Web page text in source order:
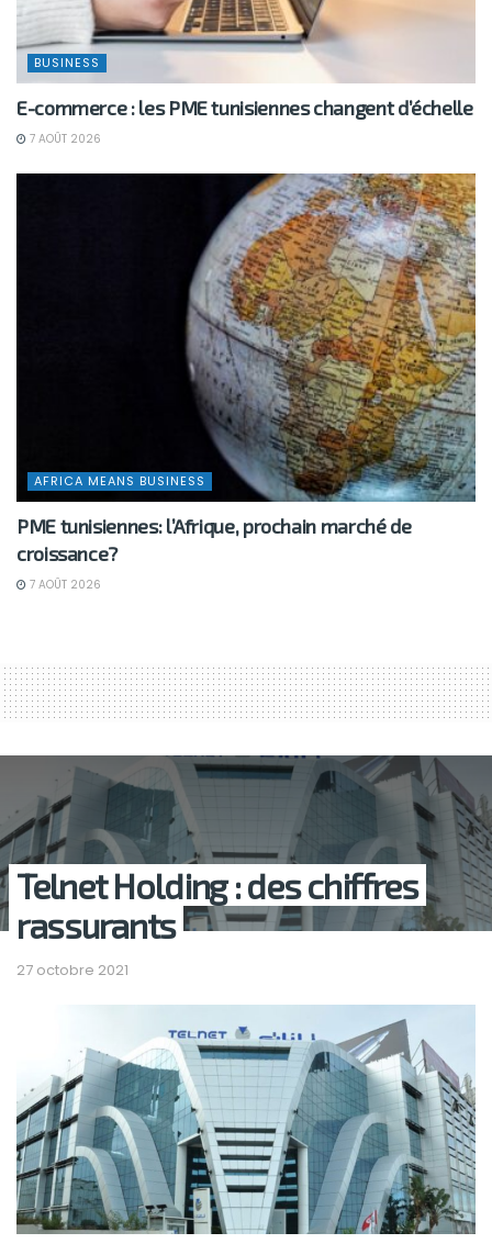
BUSINESS
E-commerce : les PME tunisiennes changent d’échelle
7 AOÛT 2026
AFRICA MEANS BUSINESS
PME tunisiennes: l’Afrique, prochain marché de
croissance?
7 AOÛT 2026
Telnet Holding : des chiffres
rassurants
27 octobre 2021